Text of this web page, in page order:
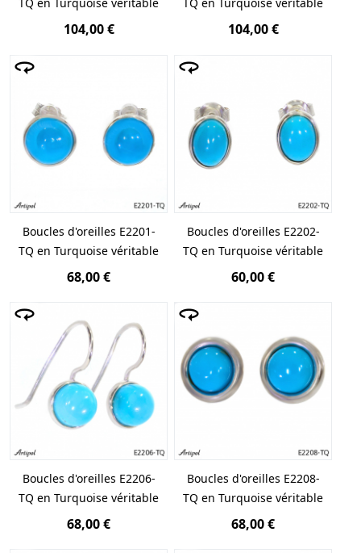
TQ en Turquoise véritable
104,00 €
TQ en Turquoise véritable
104,00 €
Boucles d'oreilles E2201-
TQ en Turquoise véritable
68,00 €
Boucles d'oreilles E2202-
TQ en Turquoise véritable
60,00 €
Boucles d'oreilles E2206-
TQ en Turquoise véritable
68,00 €
Boucles d'oreilles E2208-
TQ en Turquoise véritable
68,00 €